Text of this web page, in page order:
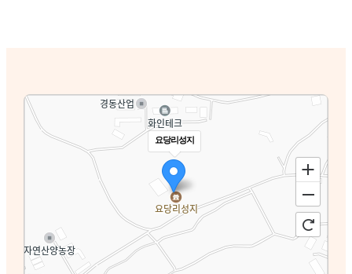
요당리성지